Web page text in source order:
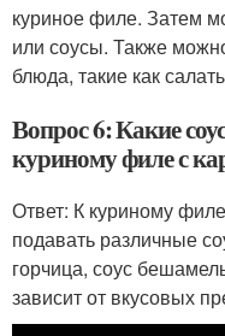
куриное филе. Затем
или соусы. Также
блюда, такие как
Вопрос 6: Какие
куриному филе с
Ответ: К куриному
подавать различные
горчица, соус
зависит от вкусовых